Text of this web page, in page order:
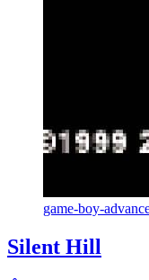
game-boy-
Silent Hill